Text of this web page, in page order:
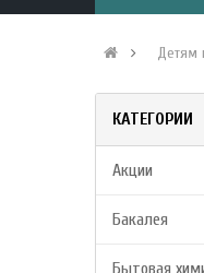
Детям
КАТЕГОРИИ
Акции
Бакалея
Бытовая